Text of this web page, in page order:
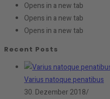
Opens in a new tab
Opens in a new tab
Opens in a new tab
Recent Posts
Varius natoque penatibus
30. Dezember 2018/